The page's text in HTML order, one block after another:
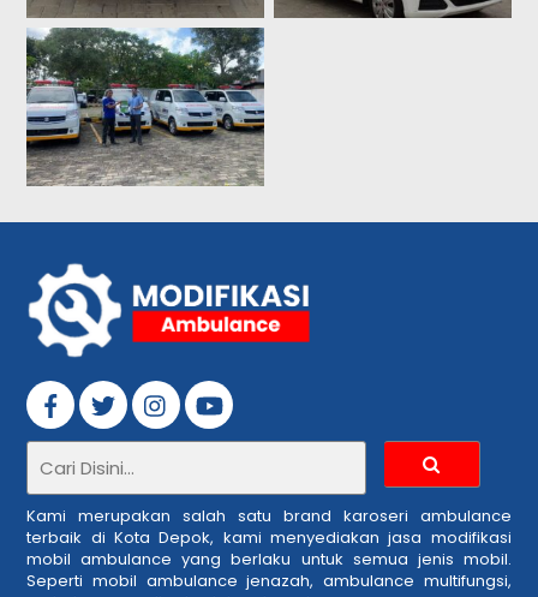
Kami merupakan salah satu brand karoseri ambulance
terbaik di Kota Depok, kami menyediakan jasa modifikasi
mobil ambulance yang berlaku untuk semua jenis mobil.
Seperti mobil ambulance jenazah, ambulance multifungsi,